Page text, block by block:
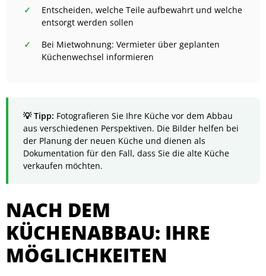
Entscheiden, welche Teile aufbewahrt und welche
entsorgt werden sollen
Bei Mietwohnung: Vermieter über geplanten
Küchenwechsel informieren
Fotografieren Sie Ihre Küche vor dem Abbau
aus verschiedenen Perspektiven. Die Bilder helfen bei
der Planung der neuen Küche und dienen als
Dokumentation für den Fall, dass Sie die alte Küche
verkaufen möchten.
NACH DEM
KÜCHENABBAU: IHRE
MÖGLICHKEITEN